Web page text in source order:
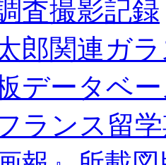
査撮影記録
郎関連ガ
データベ
ランス留